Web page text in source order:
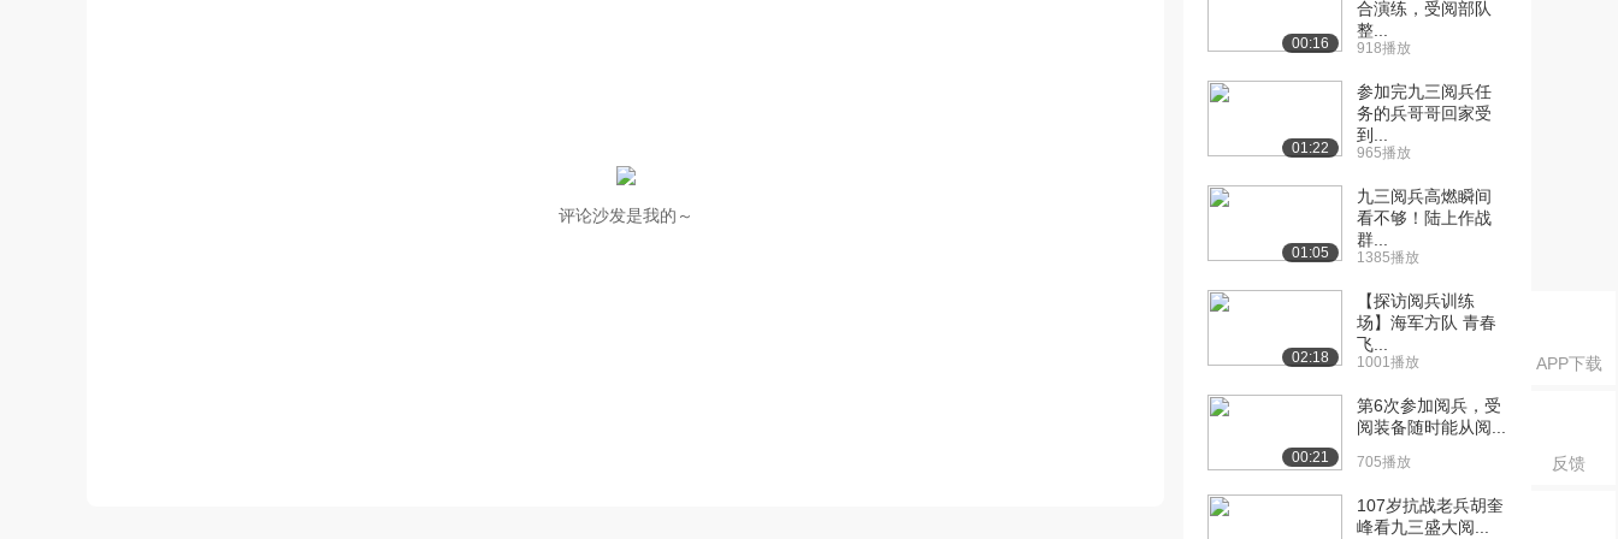
APP下载
反馈
评论沙发是我的～
00:16
合演练，受阅部队
整...
918播放
01:22
参加完九三阅兵任
务的兵哥哥回家受
到...
965播放
01:05
九三阅兵高燃瞬间
看不够！陆上作战
群...
1385播放
02:18
【探访阅兵训练
场】海军方队 青春
飞...
1001播放
00:21
第6次参加阅兵，受
阅装备随时能从阅...
705播放
107岁抗战老兵胡奎
峰看九三盛大阅...